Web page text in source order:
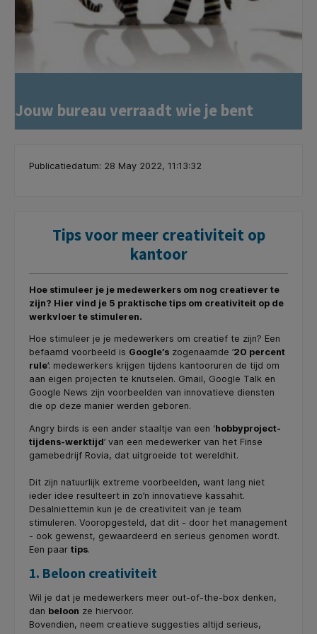
Jouw bureau verraadt wie je bent
Publicatiedatum: 28 May 2022, 11:13:32
Tips voor meer creativiteit op
kantoor
Hoe stimuleer je je medewerkers om nog creatiever te
zijn? Hier vind je 5 praktische tips om creativiteit op de
werkvloer te stimuleren.
Hoe stimuleer je je medewerkers om creatief te zijn? Een
befaamd voorbeeld is Google’s zogenaamde ’20 percent
rule’: medewerkers krijgen tijdens kantooruren de tijd om
aan eigen projecten te knutselen. Gmail, Google Talk en
Google News zijn voorbeelden van innovatieve diensten
die op deze manier werden geboren.
Angry birds is een ander staaltje van een ‘hobbyproject-
tijdens-werktijd’ van een medewerker van het Finse
gamebedrijf Rovia, dat uitgroeide tot wereldhit.
Dit zijn natuurlijk extreme voorbeelden, want lang niet
ieder idee resulteert in zo’n innovatieve kassahit.
Desalniettemin kun je de creativiteit van je team
stimuleren. Vooropgesteld, dat dit - door het management
- ook gewenst, gewaardeerd en serieus genomen wordt.
Een paar tips.
1. Beloon creativiteit
Wil je dat je medewerkers meer out-of-the-box denken,
dan beloon ze hiervoor.
Bovendien, neem creatieve suggesties altijd serieus,